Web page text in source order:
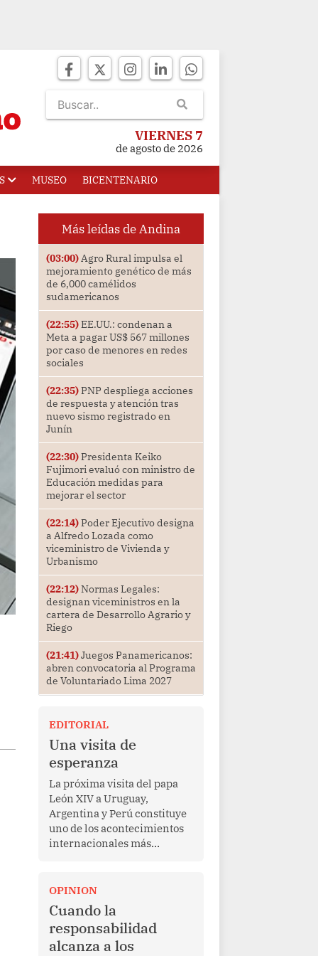
VIERNES 7
de agosto de 2026
MUSEO BICENTENARIO
Más leídas de Andina
(03:00)Agro Rural impulsa el
mejoramiento genético de más
de 6,000 camélidos
sudamericanos
(22:55)EE.UU.: condenan a
Meta a pagar US$ 567 millones
por caso de menores en redes
sociales
(22:35)PNP despliega acciones
de respuesta y atención tras
nuevo sismo registrado en
Junín
(22:30)Presidenta Keiko
Fujimori evaluó con ministro de
Educación medidas para
mejorar el sector
(22:14)Poder Ejecutivo designa
a Alfredo Lozada como
viceministro de Vivienda y
Urbanismo
(22:12)Normas Legales:
designan viceministros en la
cartera de Desarrollo Agrario y
Riego
(21:41)Juegos Panamericanos:
abren convocatoria al Programa
de Voluntariado Lima 2027
EDITORIAL
Una visita de
esperanza
La próxima visita del papa
León XIV a Uruguay,
Argentina y Perú constituye
uno de los acontecimientos
internacionales más
Más allá de su dimensión
religiosa, esta gira
representa una oportunidad
para reafirmar el valor del
diálogo, fortalecer los
OPINION
Cuando la
responsabilidad
alcanza a los